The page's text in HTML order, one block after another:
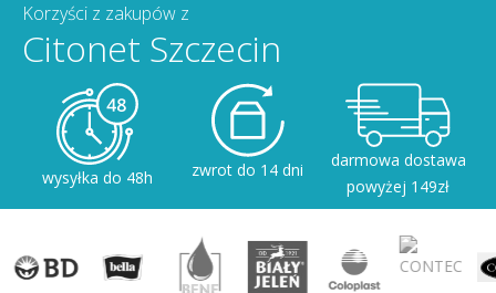
Korzyści z zakupów z
Citonet Szczecin
wysyłka do 48h zwrot do 14 dni
darmowa dostawa
powyżej 149zł